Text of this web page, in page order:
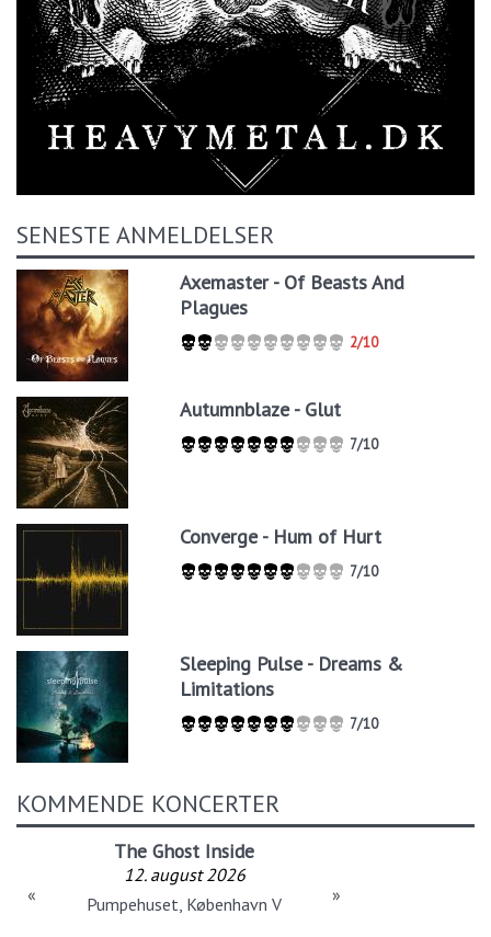
SENESTE ANMELDELSER
Axemaster - Of Beasts And
Plagues
2/10
Autumnblaze - Glut
7/10
Converge - Hum of Hurt
7/10
Sleeping Pulse - Dreams &
Limitations
7/10
KOMMENDE KONCERTER
The Ghost Inside
12. august 2026
Pumpehuset, København V
« »